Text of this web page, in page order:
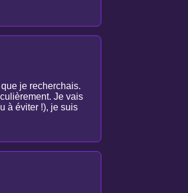
je recherchais.
Je vais
à éviter !), je suis